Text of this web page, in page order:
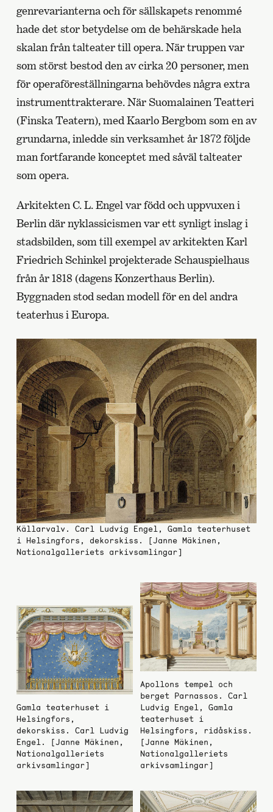
genrevarianterna och för sällskapets renommé
hade det stor betydelse om de behärskade hela
skalan från talteater till opera. När truppen var
som störst bestod den av cirka 20 personer, men
för operaföreställningarna behövdes några extra
instrumenttrakterare. När Suomalainen Teatteri
(Finska Teatern), med Kaarlo Bergbom som en av
grundarna, inledde sin verksamhet år 1872 följde
man fortfarande konceptet med såväl talteater
som opera.
Arkitekten C. L. Engel var född och uppvuxen i
Berlin där nyklassicismen var ett synligt inslag i
stadsbilden, som till exempel av arkitekten Karl
Friedrich Schinkel projekterade Schauspielhaus
från år 1818 (dagens Konzerthaus Berlin).
Byggnaden stod sedan modell för en del andra
teaterhus i Europa.
Källarvalv. Carl Ludvig Engel, Gamla teaterhuset
i Helsingfors, dekorskiss. [Janne Mäkinen,
Nationalgalleriets arkivsamlingar]
Gamla teaterhuset i
Helsingfors,
dekorskiss. Carl Ludvig
Engel. [Janne Mäkinen,
Nationalgalleriets
arkivsamlingar]
Apollons tempel och
berget Parnassos. Carl
Ludvig Engel, Gamla
teaterhuset i
Helsingfors, ridåskiss.
[Janne Mäkinen,
Nationalgalleriets
arkivsamlingar]